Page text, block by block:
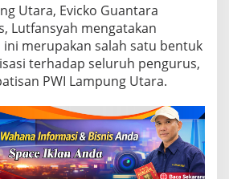
a
r
a
Utara, Evicko Guantara
Lutfansyah mengatakan
merupakan salah satu bentuk
terhadap seluruh pengurus,
PWI Lampung Utara.